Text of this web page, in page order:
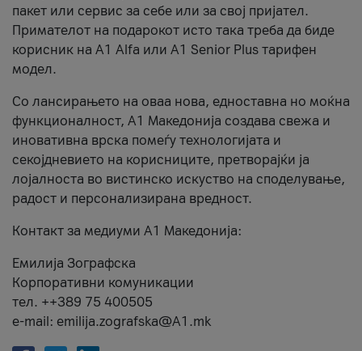
пакет или сервис за себе или за свој пријател.
Примателот на подарокот исто така треба да биде
корисник на А1 Alfa или A1 Senior Plus тарифен
модел.
Со лансирањето на оваа нова, едноставна но моќна
функционалност, А1 Македонија создава свежа и
иновативна врска помеѓу технологијата и
секојдневието на корисниците, претворајќи ја
лојалноста во вистинско искуство на споделување,
радост и персонализирана вредност.
Контакт за медиуми А1 Македонија:
Емилија Зографска
Корпоративни комуникации
тел. ++389 75 400505
e-mail: emilija.zografska@A1.mk